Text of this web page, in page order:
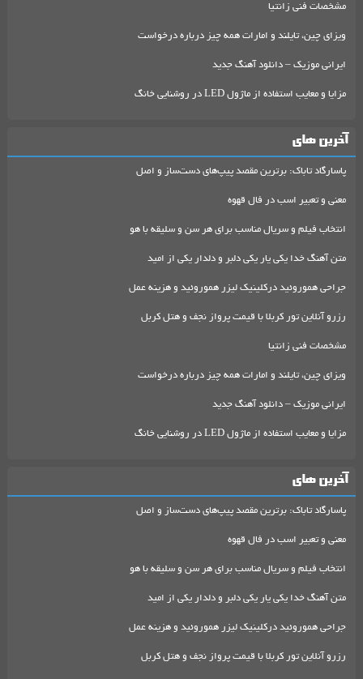
مشخصات فنی زانتیا
ویزای چین، تایلند و امارات همه چیز درباره درخواست
ایرانی موزیک – دانلود آهنگ جدید
مزایا و معایب استفاده از ماژول LED در روشنایی خانگ
آخرین های
پاسارگاد تاباک: برترین مقصد پیپ‌های دست‌ساز و اصل
معنی و تعبیر اسب در فال قهوه
انتخاب فیلم و سریال مناسب برای هر سن و سلیقه با هو
متن آهنگ خدا یکی یار یکی دلبر و دلدار یکی از امید
جراحی هموروئید درکلینیک لیزر هموروئید و هزینه عمل
رزرو آنلاین تور کربلا با قیمت پرواز نجف و هتل کربل
مشخصات فنی زانتیا
ویزای چین، تایلند و امارات همه چیز درباره درخواست
ایرانی موزیک – دانلود آهنگ جدید
مزایا و معایب استفاده از ماژول LED در روشنایی خانگ
آخرین های
پاسارگاد تاباک: برترین مقصد پیپ‌های دست‌ساز و اصل
معنی و تعبیر اسب در فال قهوه
انتخاب فیلم و سریال مناسب برای هر سن و سلیقه با هو
متن آهنگ خدا یکی یار یکی دلبر و دلدار یکی از امید
جراحی هموروئید درکلینیک لیزر هموروئید و هزینه عمل
رزرو آنلاین تور کربلا با قیمت پرواز نجف و هتل کربل